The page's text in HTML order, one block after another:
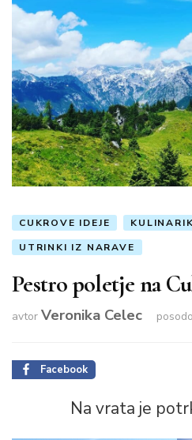
CUKROVE IDEJE
UTRINKI IZ NARAVE
Pestro poletje na
avtor Veronika Celec
Facebook
Na vrata je